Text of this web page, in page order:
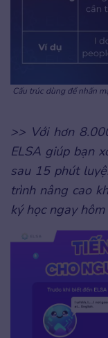
Cấu trúc dùng để nhấn
>> Với hơn
ELSA giúp bạn
sau 15 phút
trình nâng cao
ký học ngay